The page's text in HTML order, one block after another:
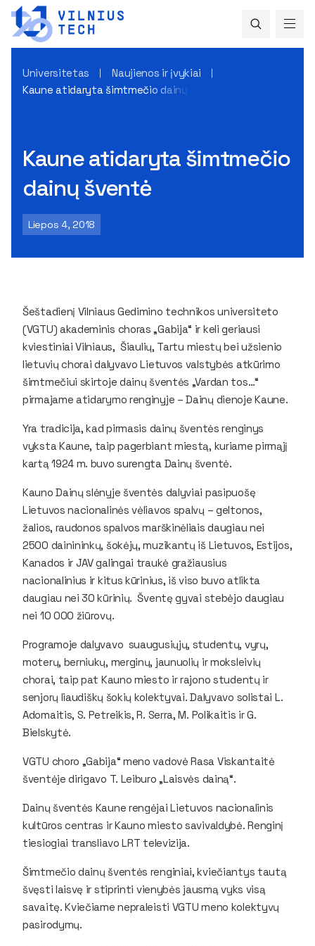
Universitetas
Naujienos ir įvykiai
Kaune atidaryta šimtmečio dainų šventė
Kaune atidaryta šimtmečio
dainų šventė
Liepos 4, 2018
Šeštadienį Vilniaus Gedimino technikos universiteto
(VGTU) akademinis choras „Gabija“ ir keli geriausi
kviestiniai Vilniaus, Šiaulių, Tartu miestų bei užsienio
lietuvių chorai dalyvavo Lietuvos valstybės atkūrimo
šimtmečiui skirtoje dainų šventės „Vardan tos…“
pirmajame atidarymo renginyje – Dainų dienoje Kaune.
Yra tradicija, kad pirmasis dainų šventės renginys
vyksta Kaune, taip pagerbiant miestą, kuriame pirmąjį
kartą 1924 m. buvo surengta Dainų šventė.
Kauno Dainų slėnyje šventės dalyviai pasipuošę
Lietuvos nacionalinės vėliavos spalvų – geltonos,
žalios, raudonos spalvos marškinėliais daugiau nei
2500 dainininkų, šokėjų, muzikantų iš Lietuvos, Estijos,
Kanados ir JAV galingai traukė gražiausius
nacionalinius ir kitus kūrinius, iš viso buvo atlikta
daugiau nei 30 kūrinių. Šventę gyvai stebėjo daugiau
nei 10 000 žiūrovų.
Programoje dalyvavo suaugusiųjų, studentų, vyrų,
moterų, berniukų, merginų, jaunuolių ir moksleivių
chorai, taip pat Kauno miesto ir rajono studentų ir
senjorų liaudiškų šokių kolektyvai. Dalyvavo solistai L.
Adomaitis, S. Petreikis, R. Serra, M. Polikaitis ir G.
Bielskytė.
VGTU choro „Gabija“ meno vadovė Rasa Viskantaitė
šventėje dirigavo T. Leiburo „Laisvės dainą“.
Dainų šventės Kaune rengėjai Lietuvos nacionalinis
kultūros centras ir Kauno miesto savivaldybė. Renginį
tiesiogiai transliavo LRT televizija.
Šimtmečio dainų šventės renginiai, kviečiantys tautą
švęsti laisvę ir stiprinti vienybės jausmą vyks visą
savaitę. Kviečiame nepraleisti VGTU meno kolektyvų
pasirodymų.